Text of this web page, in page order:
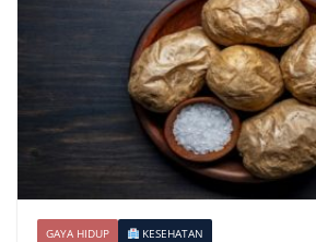
GAYA HIDUP KESEHATAN